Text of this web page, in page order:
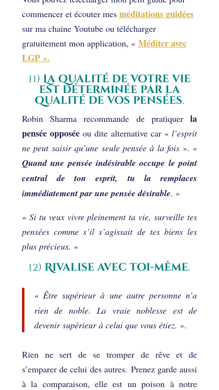
commencer et écouter mes méditations guidées
sur ma chaine Youtube ou télécharger
gratuitement mon application, « Méditer avec
LGP ».
11) La qualité de votre vie
est déterminée par la
qualité de vos pensées.
Robin Sharma recommande de pratiquerla
pensée opposée ou dite alternative car «l’esprit
ne peut saisir qu’une seule pensée à la fois ». «
Quand une pensée indésirable occupe le point
central de ton esprit, tu la remplaces
immédiatement par une pensée désirable. »
« Si tu veux vivre pleinement ta vie, surveille tes
pensées comme s’il s’agissait de tes biens les
plus précieux. »
12) Rivalise avec toi-même.
« Être supérieur à une autre personne n’a
rien de noble. La vraie noblesse est de
devenir supérieur à celui que vous étiez. ».
Rien ne sert de se tromper de rêve et de
s’emparer de celui des autres. Prenez garde aussi
à la comparaison, elle est un poison à notre